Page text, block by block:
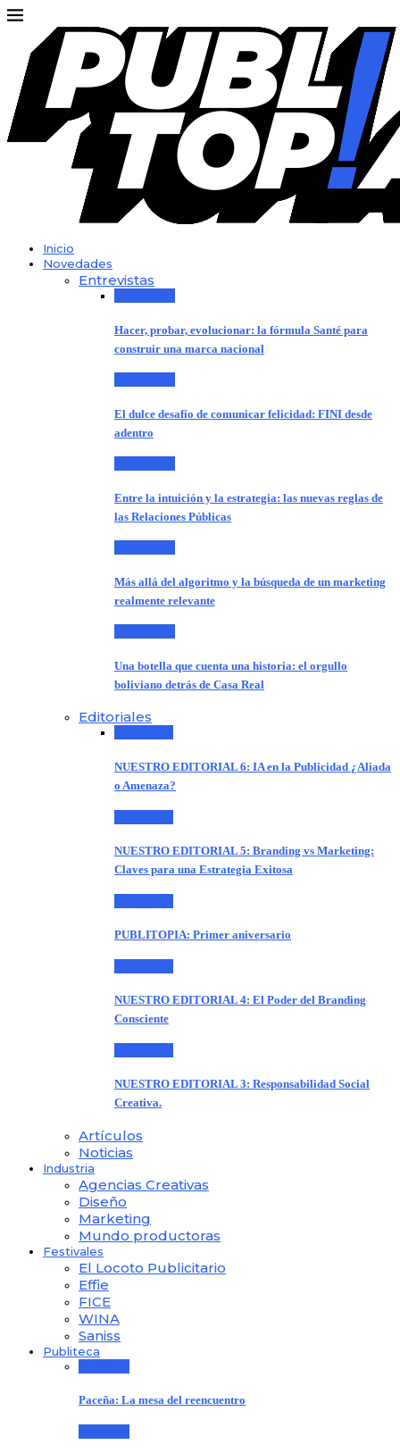
Inicio
Novedades
Entrevistas
Hacer, probar, evolucionar: la fórmula Santé para
construir una marca nacional
El dulce desafío de comunicar felicidad: FINI desde
adentro
Entre la intuición y la estrategia: las nuevas reglas de
las Relaciones Públicas
Más allá del algoritmo y la búsqueda de un marketing
realmente relevante
Una botella que cuenta una historia: el orgullo
boliviano detrás de Casa Real
Editoriales
NUESTRO EDITORIAL 6: IA en la Publicidad ¿Aliada
o Amenaza?
NUESTRO EDITORIAL 5: Branding vs Marketing:
Claves para una Estrategia Exitosa
PUBLITOPIA: Primer aniversario
NUESTRO EDITORIAL 4: El Poder del Branding
Consciente
NUESTRO EDITORIAL 3: Responsabilidad Social
Creativa.
Artículos
Noticias
Industria
Agencias Creativas
Diseño
Marketing
Mundo productoras
Festivales
El Locoto Publicitario
Effie
FICE
WINA
Saniss
Publiteca
Paceña: La mesa del reencuentro